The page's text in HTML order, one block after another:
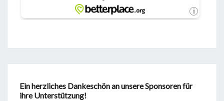
Ein herzliches Dankeschön an unsere Sponsoren für
ihre Unterstützung!